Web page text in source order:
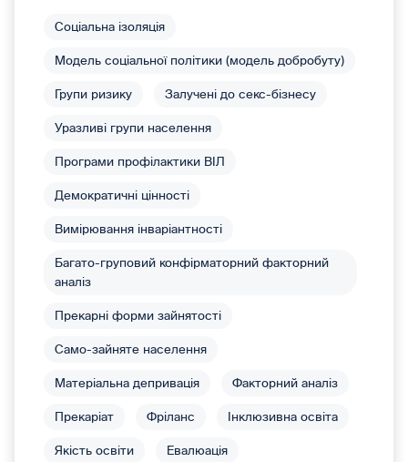
Соціальна ізоляція
Модель соціальної політики (модель добробуту)
Групи ризику Залучені до секс-бізнесу
Уразливі групи населення
Програми профілактики ВІЛ
Демократичні цінності
Вимірювання інваріантності
Багато-груповий конфірматорний факторний
аналіз
Прекарні форми зайнятості
Само-зайняте населення
Матеріальна депривація Факторний аналіз
Прекаріат Фріланс Інклюзивна освіта
Якість освіти Евалюація